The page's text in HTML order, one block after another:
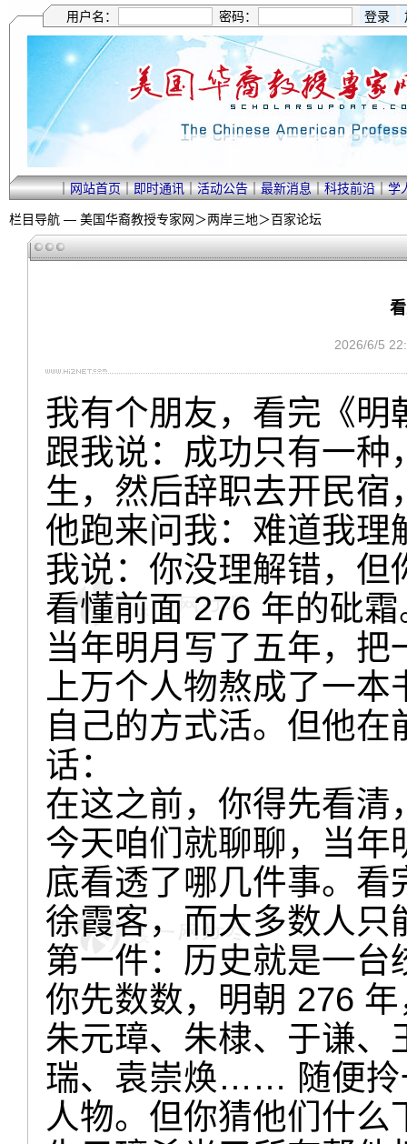
用户名： 密码：
｜网站首页｜即时通讯｜活动公告｜最新消息｜科技前沿｜学
栏目导航 — 美国华裔教授专家网＞两岸三地＞百家论坛
2026/6/5
我有个朋友，看完《明
跟我说：成功只有一
生，然后辞职去开民宿
他跑来问我：难道我理
我说：你没理解错，但
看懂前面 276 年的砒霜
当年明月写了五年，
上万个人物熬成了一
自己的方式活。但他
话：
在这之前，你得先看清
今天咱们就聊聊，当年
底看透了哪几件事。
徐霞客，而大多数人只
第一件：历史就是一台
你先数数，明朝 276
朱元璋、朱棣、于谦、
瑞、袁崇焕…… 随便拎
人物。但你猜他们什么